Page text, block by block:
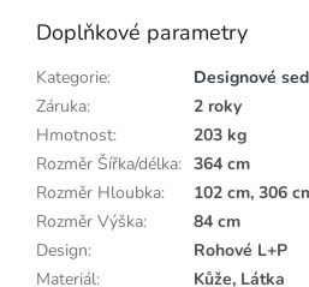
Doplňkové parametry
Kategorie:
Designové
Záruka:
2 roky
Hmotnost:
203 kg
Rozměr Šířka/délka: 364 cm
Rozměr Hloubka:
102 cm, 306
Rozměr Výška:
84 cm
Design:
Rohové L+P
Materiál:
Kůže, Látka